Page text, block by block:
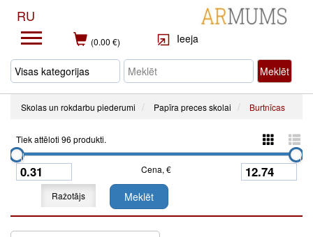
RU
(0.00 €) Ieeja
Meklēt
Skolas un rokdarbu piederumi Papīra preces skolai Burtnīcas
Tiek attēloti 96 produkti.
Cena, €
Ražotājs Meklēt